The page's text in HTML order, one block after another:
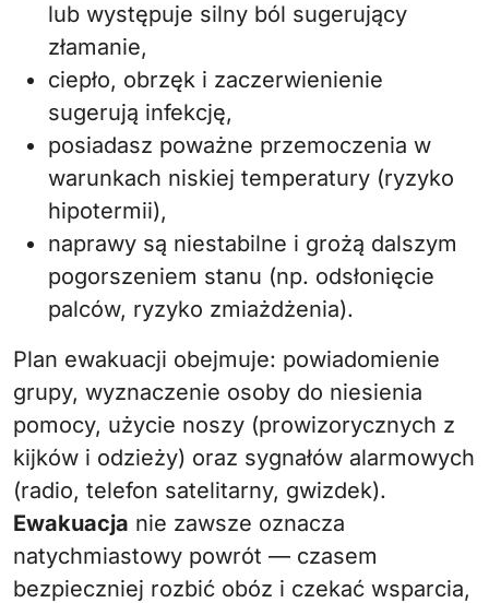
lub występuje silny ból sugerujący
złamanie,
ciepło, obrzęk i zaczerwienienie
sugerują infekcję,
posiadasz poważne przemoczenia w
warunkach niskiej temperatury (ryzyko
hipotermii),
naprawy są niestabilne i grożą dalszym
pogorszeniem stanu (np. odsłonięcie
palców, ryzyko zmiażdżenia).
Plan ewakuacji obejmuje: powiadomienie
grupy, wyznaczenie osoby do niesienia
pomocy, użycie noszy (prowizorycznych z
kijków i odzieży) oraz sygnałów alarmowych
(radio, telefon satelitarny, gwizdek).
Ewakuacja nie zawsze oznacza
natychmiastowy powrót — czasem
bezpieczniej rozbić obóz i czekać wsparcia,